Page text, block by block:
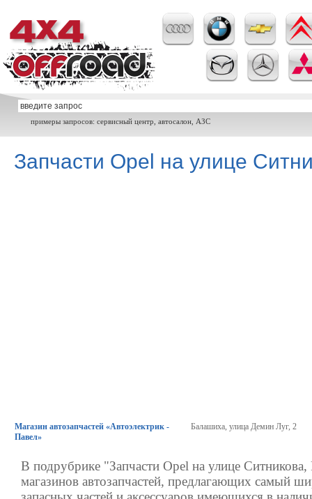
примеры запросов: сервисный центр, автосалон, АЗС
Запчасти Opel на улице
Магазин автозапчастей «Автоэлектрик -
Павел»
Балашиха, улица Демин Луг, 2
В подрубрике "Запчасти Opel на улице
магазинов автозапчастей, предлагающих самый